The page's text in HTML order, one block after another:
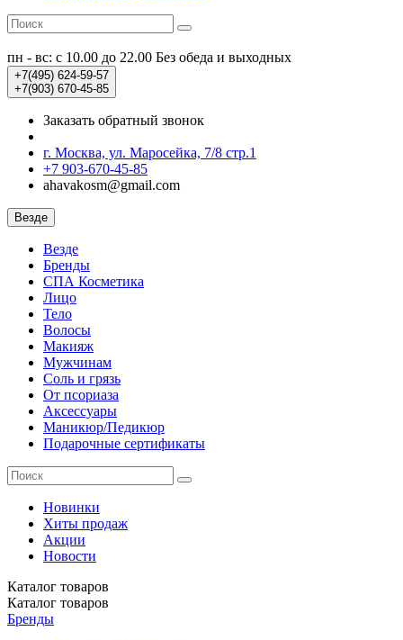
пн - вс: с 10.00 до 22.00 Без обеда и выходных
+7(495) 624-59-57
+7(903) 670-45-85
Заказать обратный звонок
г. Москва, ул. Маросейка, 7/8 стр.1
+7 903-670-45-85
ahavakosm@gmail.com
Везде
Везде
Бренды
СПА Косметика
Лицо
Тело
Волосы
Макияж
Мужчинам
Соль и грязь
От псориаза
Аксессуары
Маникюр/Педикюр
Подарочные сертификаты
Новинки
Хиты продаж
Акции
Новости
Каталог товаров
Каталог товаров
Бренды